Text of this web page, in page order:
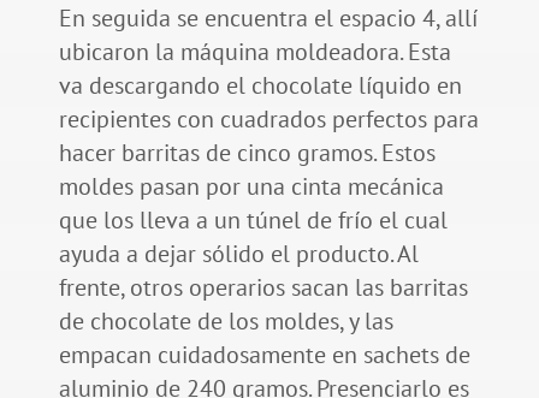
En seguida se encuentra el espacio 4, allí
ubicaron la máquina moldeadora. Esta
va descargando el chocolate líquido en
recipientes con cuadrados perfectos para
hacer barritas de cinco gramos. Estos
moldes pasan por una cinta mecánica
que los lleva a un túnel de frío el cual
ayuda a dejar sólido el producto. Al
frente, otros operarios sacan las barritas
de chocolate de los moldes, y las
empacan cuidadosamente en sachets de
aluminio de 240 gramos. Presenciarlo es